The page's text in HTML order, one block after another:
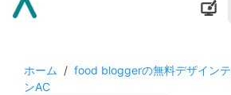
ホーム / food bloggerの無料デザイン
ンAC